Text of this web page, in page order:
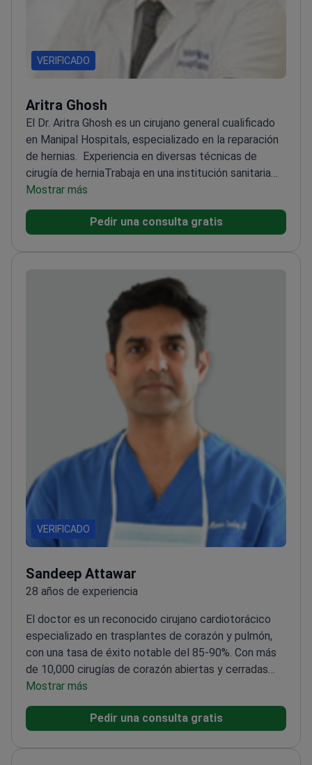
VERIFICADO
Aritra Ghosh
El Dr. Aritra Ghosh es un cirujano general cualificado
en Manipal Hospitals, especializado en la reparación
de hernias.
Experiencia en diversas técnicas de
cirugía de herniaTrabaja en una institución sanitaria
líderComprometido con la atención quirúrgica
centrada en el paciente
Mostrar más
Pedir una consulta gratis
VERIFICADO
Sandeep Attawar
28 años de experiencia
El doctor es un reconocido cirujano cardiotorácico
especializado en trasplantes de corazón y pulmón,
con una tasa de éxito notable del 85-90%. Con más
de 10,000 cirugías de corazón abiertas y cerradas
realizadas tanto en adultos como en niños, el doctor
tiene una amplia experiencia en el campo.
Actualmente, el doctor se desempeña como
Cardiovascular, Trasplante de Órganos Torácicos y
Mostrar más
Pedir una consulta gratis